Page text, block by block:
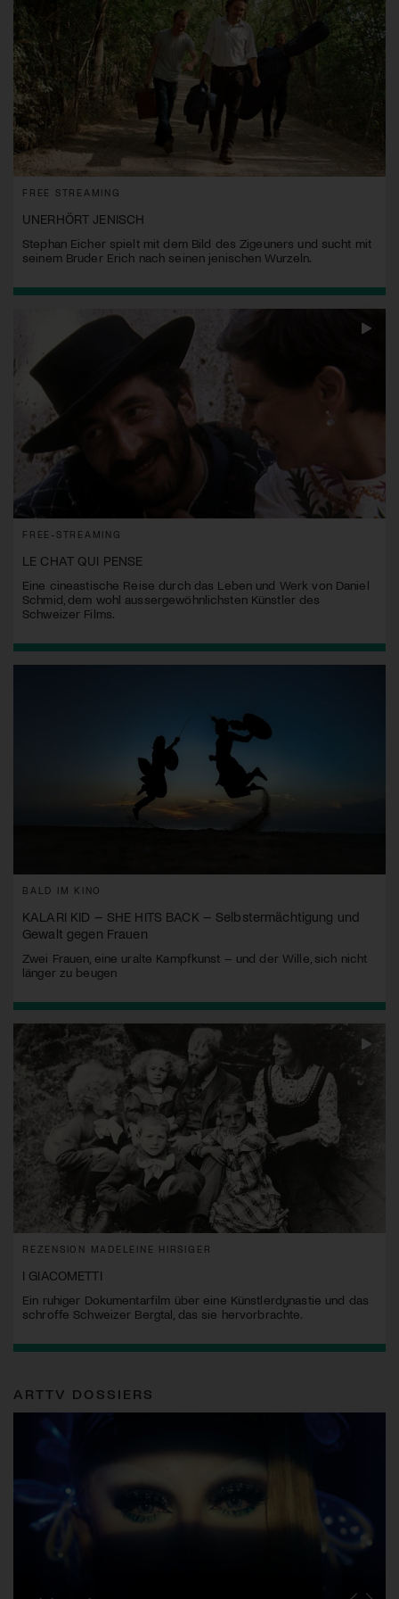
FREE STREAMING
UNERHÖRT JENISCH
Stephan Eicher spielt mit dem Bild des Zigeuners und sucht mit
seinem Bruder Erich nach seinen jenischen Wurzeln.
FREE-STREAMING
LE CHAT QUI PENSE
Eine cineastische Reise durch das Leben und Werk von Daniel
Schmid, dem wohl aussergewöhnlichsten Künstler des
Schweizer Films.
BALD IM KINO
KALARI KID – SHE HITS BACK – Selbstermächtigung und
Gewalt gegen Frauen
Zwei Frauen, eine uralte Kampfkunst – und der Wille, sich nicht
länger zu beugen
REZENSION MADELEINE HIRSIGER
I GIACOMETTI
Ein ruhiger Dokumentarfilm über eine Künstlerdynastie und das
schroffe Schweizer Bergtal, das sie hervorbrachte.
ARTTV DOSSIERS